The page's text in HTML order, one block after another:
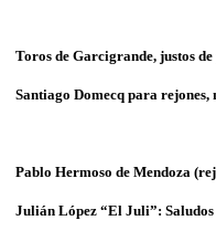
Toros de Garcigrande, justos
Santiago Domecq para rejones,
Pablo Hermoso de Mendoza
Julián López “El Juli”: